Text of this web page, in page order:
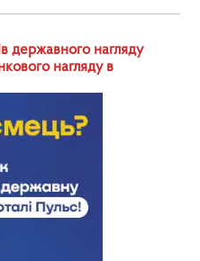
державного нагляду
нагляду в